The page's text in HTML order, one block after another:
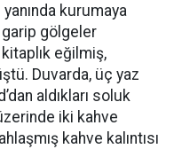
yanında kurumaya
garip gölgeler
eğilmiş,
Duvarda, üç yaz
aldıkları soluk
iki kahve
kahve kalıntısı